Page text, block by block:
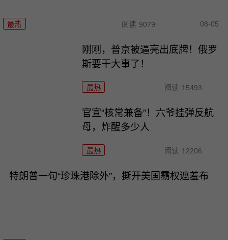
最热 阅读 9079 08-05
刚刚，普京被逼亮出底牌！俄罗
斯要干大事了！
最热 阅读 15493
官宣“核常兼备”！六爷挂弹反航
母，炸醒多少人
最热 阅读 12206
特朗普一句“珍珠港除外”，撕开美国霸权遮羞布